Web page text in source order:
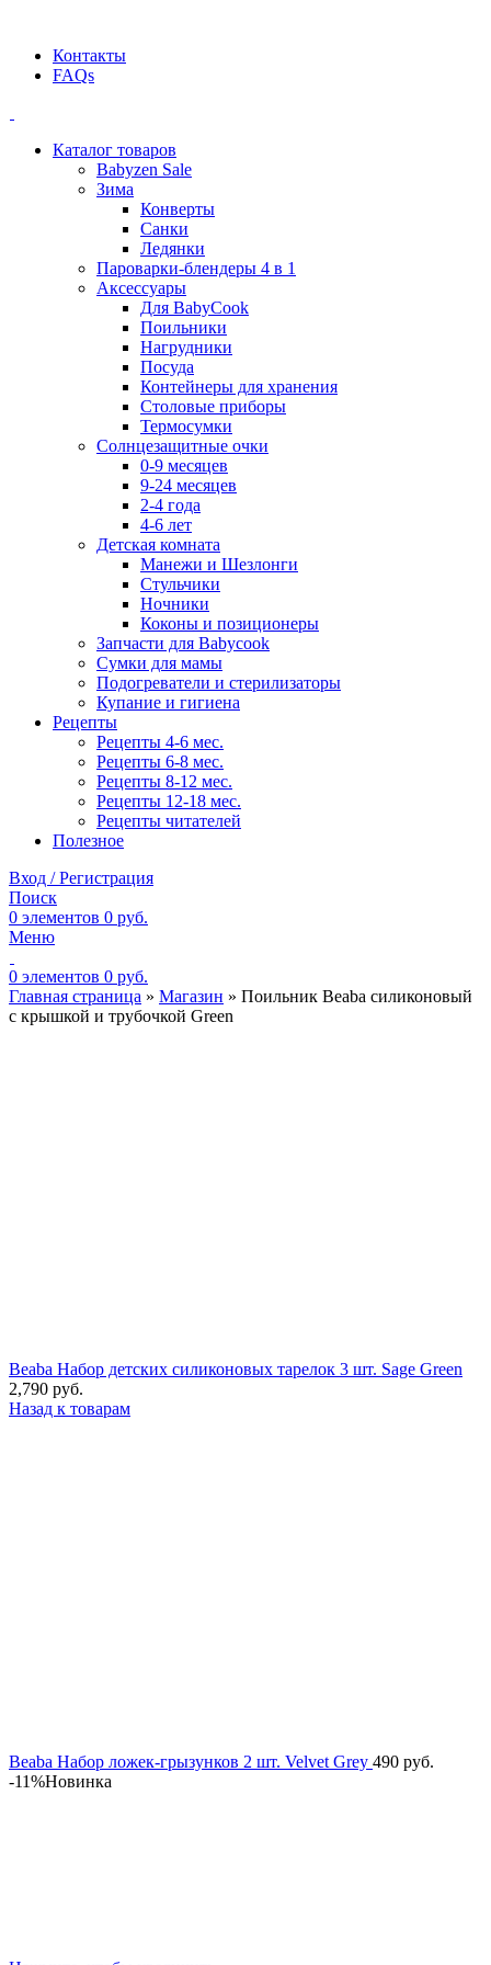
Контакты
FAQs
Каталог товаров
Babyzen Sale
Зима
Конверты
Санки
Ледянки
Пароварки-блендеры 4 в 1
Аксессуары
Для BabyCook
Поильники
Нагрудники
Посуда
Контейнеры для хранения
Столовые приборы
Термосумки
Солнцезащитные очки
0-9 месяцев
9-24 месяцев
2-4 года
4-6 лет
Детская комната
Манежи и Шезлонги
Стульчики
Ночники
Коконы и позиционеры
Запчасти для Babycook
Сумки для мамы
Подогреватели и стерилизаторы
Купание и гигиена
Рецепты
Рецепты 4-6 мес.
Рецепты 6-8 мес.
Рецепты 8-12 мес.
Рецепты 12-18 мес.
Рецепты читателей
Полезное
Вход / Регистрация
Поиск
0 элементов 0 руб.
Меню
0 элементов 0 руб.
Главная страница » Магазин » Поильник Beaba силиконовый
с крышкой и трубочкой Green
Beaba Набор детских силиконовых тарелок 3 шт. Sage Green
2,790 руб.
Назад к товарам
Beaba Набор ложек-грызунков 2 шт. Velvet Grey 490 руб.
-11%Новинка